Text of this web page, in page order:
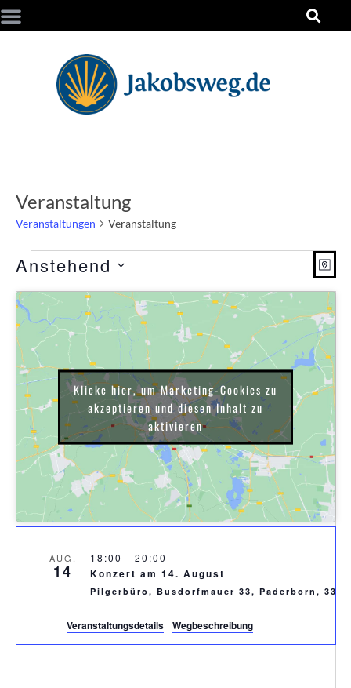
Veranstaltung
Veranstaltungen Veranstaltung
Karte
Anstehend
auswählen.
Klicke hier, um Marketing-Cookies zu
akzeptieren und diesen Inhalt zu
aktivieren
AUG.
14 Konzert am 14. August
18:00 - 20:00
Pilgerbüro, Busdorfmauer 33, Paderborn,
Veranstaltungsdetails Wegbeschreibung